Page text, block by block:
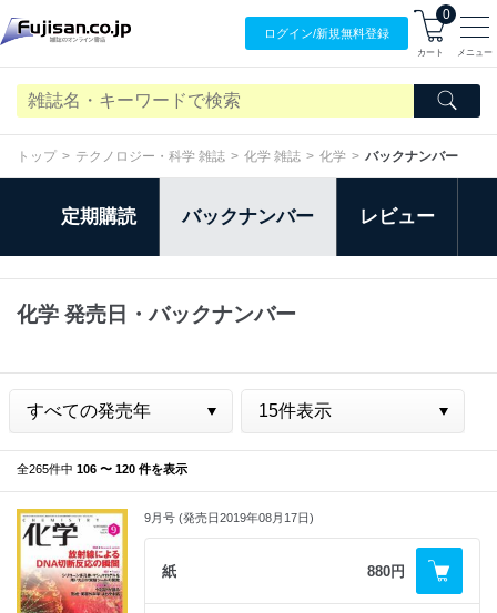
ログイン/新規無料登録
0
カート メニュー
トップ テクノロジー・科学 雑誌 化学 雑誌 化学 バックナンバー
定期購読 バックナンバー レビュー
化学 発売日・バックナンバー
全265件中 106 〜 120 件を表示
9月号 (発売日2019年08月17日)
紙 880円